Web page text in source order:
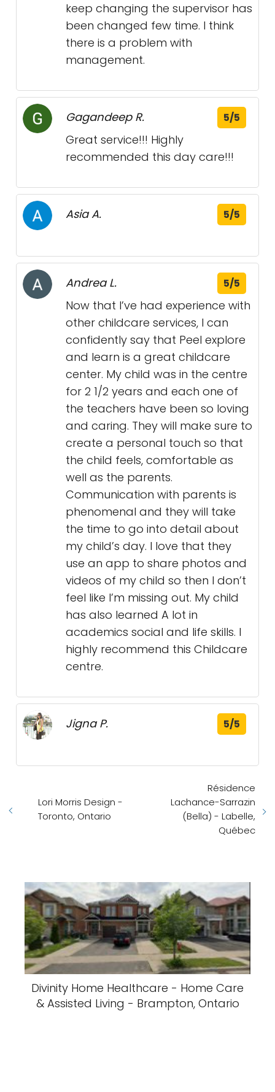
keep changing the supervisor has
been changed few time. I think
there is a problem with
management.
Gagandeep R. 5/5
Great service!!! Highly
recommended this day care!!!
Asia A. 5/5
Andrea L. 5/5
Now that I’ve had experience with
other childcare services, I can
confidently say that Peel explore
and learn is a great childcare
center. My child was in the centre
for 2 1/2 years and each one of
the teachers have been so loving
and caring. They will make sure to
create a personal touch so that
the child feels, comfortable as
well as the parents.
Communication with parents is
phenomenal and they will take
the time to go into detail about
my child’s day. I love that they
use an app to share photos and
videos of my child so then I don’t
feel like I’m missing out. My child
has also learned A lot in
academics social and life skills. I
highly recommend this Childcare
centre.
Jigna P. 5/5
Lori Morris Design -
Toronto, Ontario
Résidence
Lachance-Sarrazin
(Bella) - Labelle,
Québec
Divinity Home Healthcare - Home Care
& Assisted Living - Brampton, Ontario